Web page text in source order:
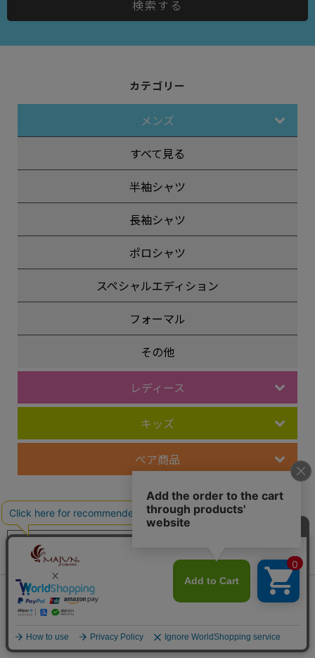
検索する
カテゴリー
メンズ
すべて見る
半袖シャツ
長袖シャツ
ポロシャツ
スペシャルエディション
フォーマル
その他
レディース
キッズ
ペア商品
レーベル
（エターナル）
MAJUN Various
（ヴァリアス）
MAJUN PLUS
（プラス）
MAJUN OKINAWA
（オキナワ）
（オーシャンブルー）
会員は990ポイント付与！
¥19,800税込